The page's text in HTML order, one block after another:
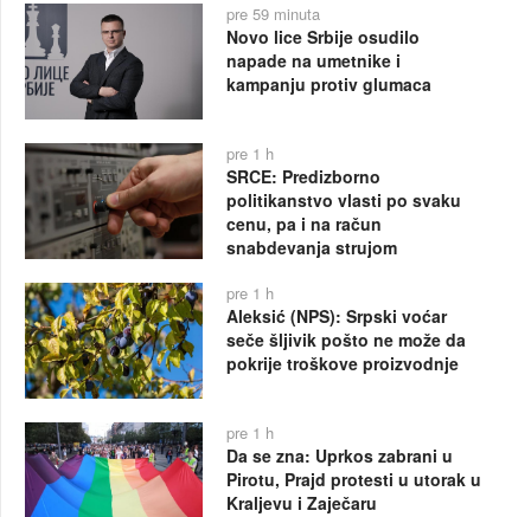
pre 59 minuta
Novo lice Srbije osudilo
napade na umetnike i
kampanju protiv glumaca
pre 1 h
SRCE: Predizborno
politikanstvo vlasti po svaku
cenu, pa i na račun
snabdevanja strujom
pre 1 h
Aleksić (NPS): Srpski voćar
seče šljivik pošto ne može da
pokrije troškove proizvodnje
pre 1 h
Da se zna: Uprkos zabrani u
Pirotu, Prajd protesti u utorak u
Kraljevu i Zaječaru